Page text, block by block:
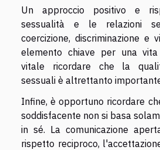
Un approccio positivo e
sessualità e le relazioni
coercizione, discriminazione e
elemento chiave per una
vitale ricordare che la
sessuali è altrettanto
Infine, è opportuno ricordare
soddisfacente non si basa
in sé. La comunicazione
rispetto reciproco,